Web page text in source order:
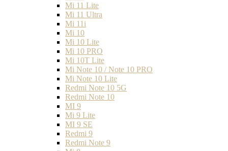
Mi 11 Lite
Mi 11 Ultra
Mi 11i
Mi 10
Mi 10 Lite
Mi 10 PRO
Mi 10T Lite
Mi Note 10 / Note 10 PRO
Mi Note 10 Lite
Redmi Note 10 5G
Redmi Note 10
MI 9
Mi 9 Lite
MI 9 SE
Redmi 9
Redmi Note 9